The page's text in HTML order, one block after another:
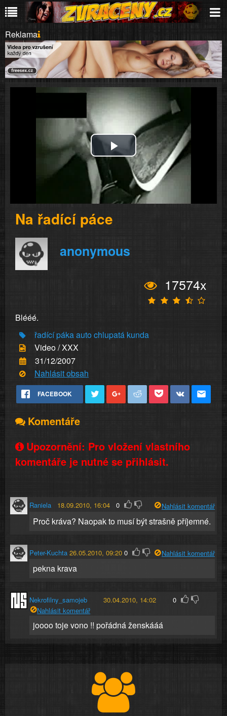
Reklama
Play
Video
Na řadící páce
anonymous
17574x
Blééé.
řadícípákaautochlupatá kunda
Video / XXX
31/12/2007
Nahlásit obsah
FACEBOOK
Komentáře
Upozornění: Pro vložení vlastního
komentáře je nutné se přihlásit.
Raniela 18.09.2010, 16:04 0 Nahlásit komentář
Proč kráva? Naopak to musí být strašně příjemné.
Peter-Kuchta 26.05.2010, 09:20 0 Nahlásit komentář
pekna krava
Nekrofilny_samojeb 30.04.2010, 14:02
0
Nahlásit komentář
joooo toje vono !! pořádná ženskááá